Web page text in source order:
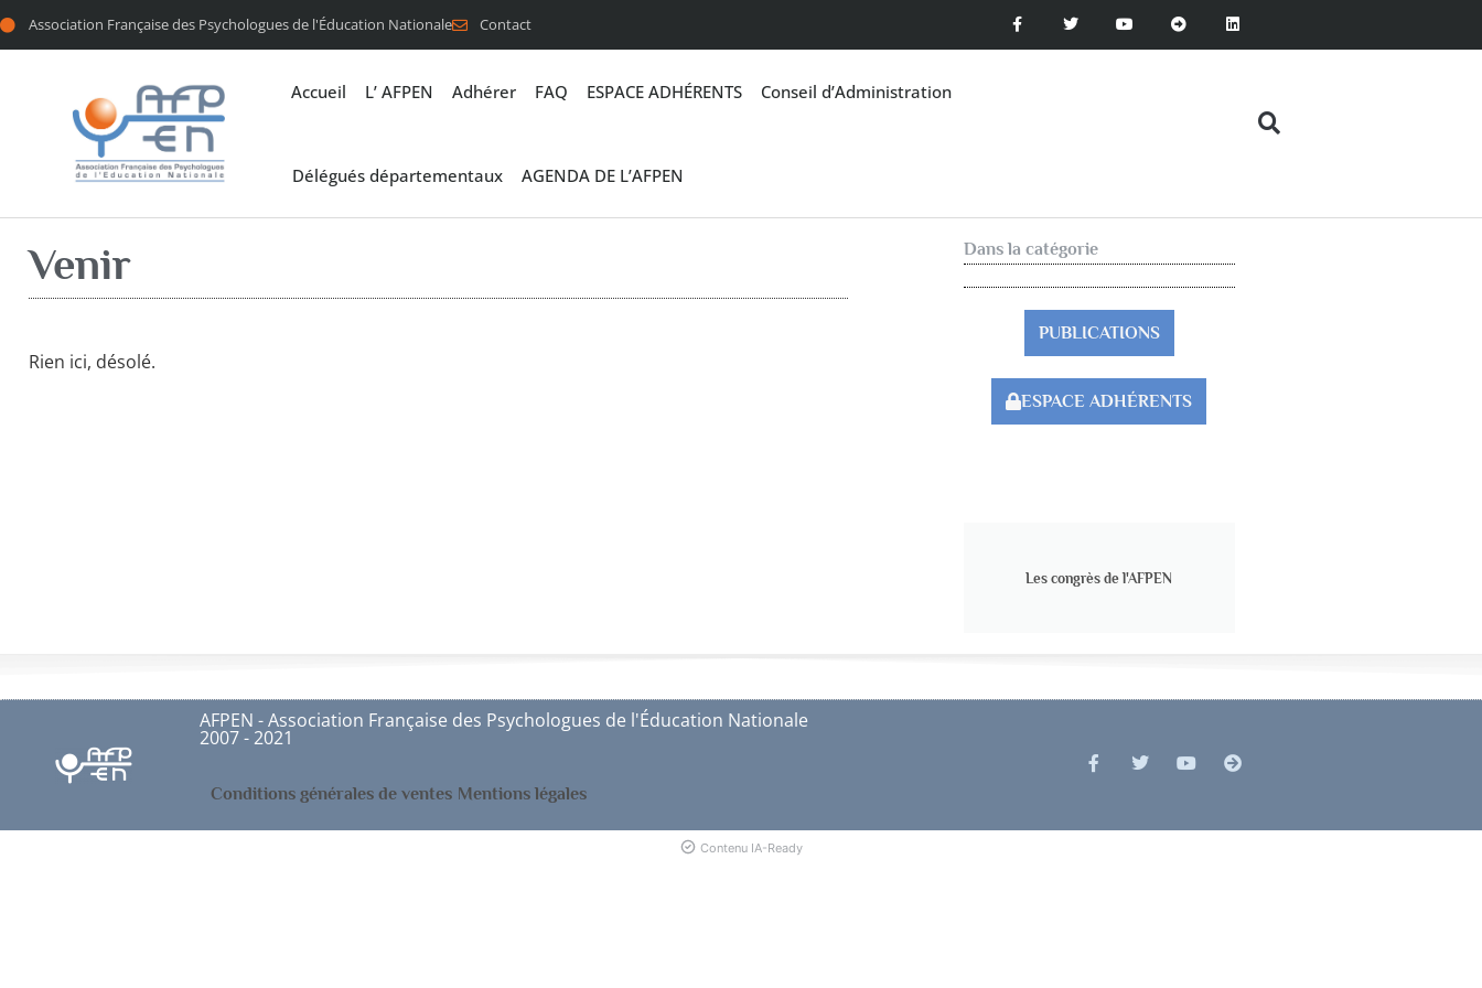
Association Française des Psychologues de l'Éducation Nationale Contact
Accueil L’ AFPEN Adhérer FAQ ESPACE ADHÉRENTS Conseil d’Administration
Délégués départementaux AGENDA DE L’AFPEN
Venir
Rien ici, désolé.
Dans la catégorie
PUBLICATIONS
ESPACE ADHÉRENTS
Les congrès de l'AFPEN
AFPEN - Association Française des Psychologues de l'Éducation Nationale
2007 - 2021
Conditions générales de ventes Mentions légales
Contenu IA-Ready